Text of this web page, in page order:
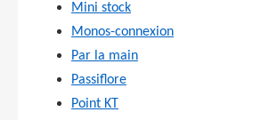
Mini stock
Monos-connexion
Par la main
Passiflore
Point KT